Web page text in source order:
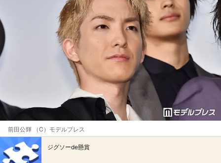
前田公輝 （C）モデルプレス
ジグソーde懸賞